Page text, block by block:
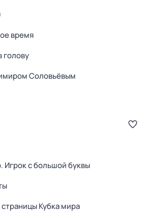
время
голову
Соловьёвым
Игрок с большой буквы
Кубка мира